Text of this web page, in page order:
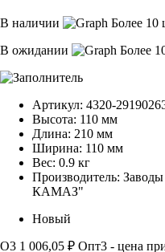
В наличии
Более 10
В ожидании
Более
Артикул: 4320-
Высота: 110 мм
Длина: 210 мм
Ширина: 110 мм
Вес: 0.9 кг
Производитель:
КАМАЗ"
Новый
О3 1 006,05 ₽ Опт3 - цена